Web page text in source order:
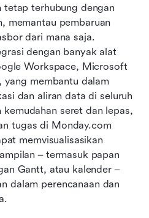
terhubung dengan
memantau pembaruan
dari mana saja.
dengan banyak alat
Workspace, Microsoft
yang membantu dalam
dan aliran data di seluruh
seret dan lepas,
tugas di Monday.com
memvisualisasikan
– termasuk papan
Gantt, atau kalender –
dalam perencanaan dan